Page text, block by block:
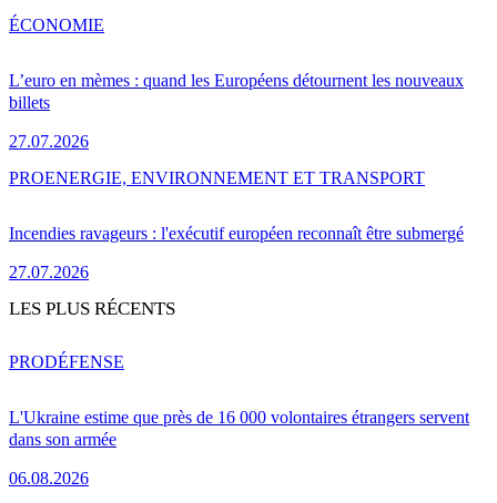
L’euro en mèmes : quand les Européens détournent les nouveaux
billets
27.07.2026
ÉCONOMIE
Incendies ravageurs : l'exécutif européen reconnaît être submergé
27.07.2026
PROENERGIE, ENVIRONNEMENT ET TRANSPORT
LES PLUS RÉCENTS
L'Ukraine estime que près de 16 000 volontaires étrangers servent
dans son armée
06.08.2026
PRODÉFENSE